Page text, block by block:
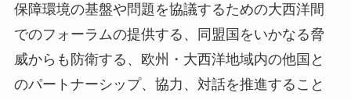
保障環境の基盤や問題を協議するための大西洋間
でのフォーラムの提供する、同盟国をいかなる脅
威からも防衛する、欧州・大西洋地域内の他国と
のパートナーシップ、協力、対話を推進すること